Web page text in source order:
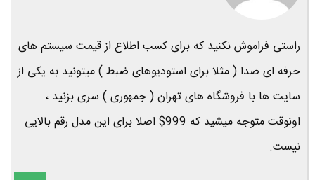
راستی فراموش نکنید که برای کسب اطلاع از قیمت سیستم های
حرفه ای صدا ( مثلا برای استودیوهای ضبط ) میتونید به یکی از
سایت ها با فروشگاه های تهران ( جمهوری ) سری بزنید ،
اونوقت متوجه میشید که 999$ اصلا برای این مدل رقم بالایی
نیست.